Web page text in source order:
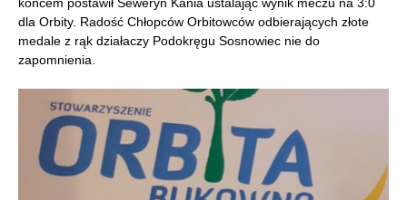
końcem postawił Seweryn Kania ustalając wynik meczu na 3:0
dla Orbity. Radość Chłopców Orbitowców odbierających złote
medale z rąk działaczy Podokręgu Sosnowiec nie do
zapomnienia.